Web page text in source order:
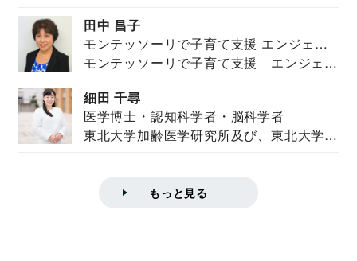
田中 昌子
モンテッソーリで子育て支援 エンジェル
ズハウス研究所所長
モンテッソーリで子育て支援 エンジェル
細田 千尋
医学博士・認知科学者・脳科学者
東北大学加齢医学研究所及び、東北大学大
もっと見る